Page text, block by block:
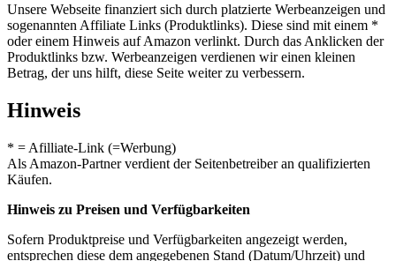
Unsere Webseite finanziert sich durch platzierte Werbeanzeigen und
sogenannten Affiliate Links (Produktlinks). Diese sind mit einem *
oder einem Hinweis auf Amazon verlinkt. Durch das Anklicken der
Produktlinks bzw. Werbeanzeigen verdienen wir einen kleinen
Betrag, der uns hilft, diese Seite weiter zu verbessern.
Hinweis
* = Afilliate-Link (=Werbung)
Als Amazon-Partner verdient der Seitenbetreiber an qualifizierten
Käufen.
Hinweis zu Preisen und Verfügbarkeiten
Sofern Produktpreise und Verfügbarkeiten angezeigt werden,
entsprechen diese dem angegebenen Stand (Datum/Uhrzeit) und